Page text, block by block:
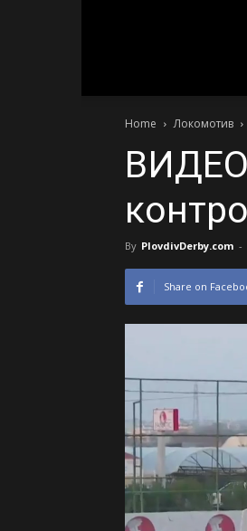
Home Локомотив
By PlovdivDerby.com -
Share on